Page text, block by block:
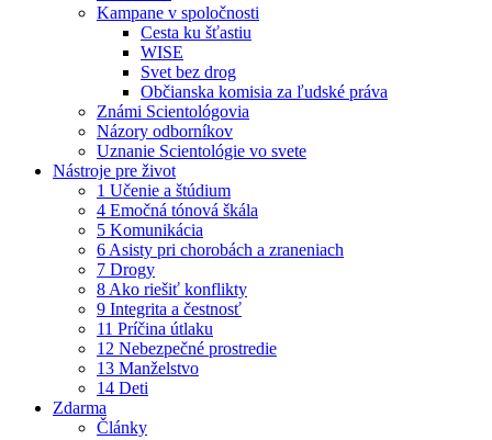
Kampane v spoločnosti
Cesta ku šťastiu
WISE
Svet bez drog
Občianska komisia za ľudské práva
Známi Scientológovia
Názory odborníkov
Uznanie Scientológie vo svete
Nástroje pre život
1 Učenie a štúdium
4 Emočná tónová škála
5 Komunikácia
6 Asisty pri chorobách a zraneniach
7 Drogy
8 Ako riešiť konflikty
9 Integrita a čestnosť
11 Príčina útlaku
12 Nebezpečné prostredie
13 Manželstvo
14 Deti
Zdarma
Články